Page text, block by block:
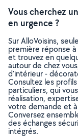
Vous cherchez
en urgence ?
Sur AlloVoisins,
première réponse
et trouvez en
autour de chez
d'intérieur -
Consultez les
particuliers, qui
réalisation,
votre demande et
Conversez
des échanges
intégrés.